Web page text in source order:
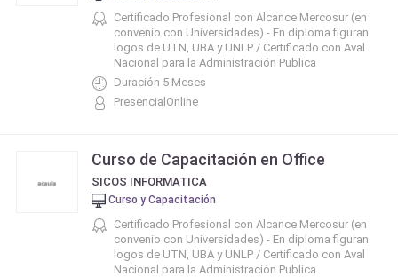
Certificado Profesional con Alcance Mercosur (en
convenio con Universidades) - En diploma figuran
logos de UTN, UBA y UNLP / Certificado con Aval
Nacional para la Administración Publica
Duración 5 Meses
PresencialOnline
Curso de Capacitación en Office
SICOS INFORMATICA
Curso y Capacitación
Certificado Profesional con Alcance Mercosur (en
convenio con Universidades) - En diploma figuran
logos de UTN, UBA y UNLP / Certificado con Aval
Nacional para la Administración Publica